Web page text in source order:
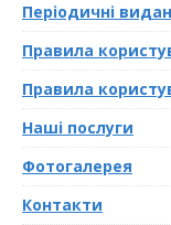
Періодичні
Правила
Правила
Наші послуги
Фотогалерея
Контакти